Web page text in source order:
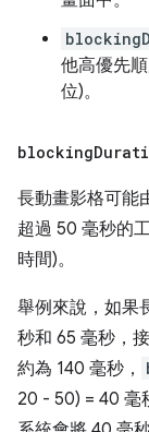
他高優先
位)。
blocking
長動畫影格可能
超過 50 毫秒的
時間)。
舉例來說，如果
秒和 65 毫秒，
約為 140 毫秒，
20 - 50) = 40 毫